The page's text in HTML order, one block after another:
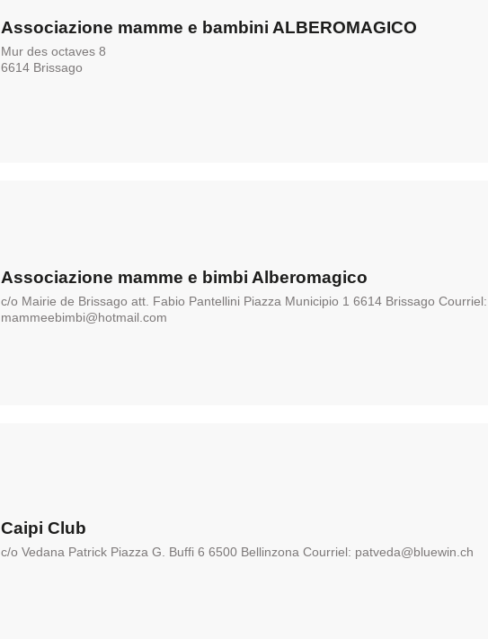
Associazione mamme e bambini ALBEROMAGICO
Mur des octaves 8
6614 Brissago
Associazione mamme e bimbi Alberomagico
c/o Mairie de Brissago att. Fabio Pantellini Piazza Municipio 1 6614 Brissago Courriel:
mammeebimbi@hotmail.com
Caipi Club
c/o Vedana Patrick Piazza G. Buffi 6 6500 Bellinzona Courriel: patveda@bluewin.ch